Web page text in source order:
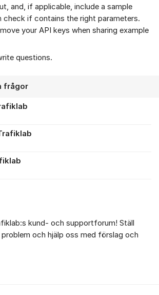
and, if applicable, include a sample
check if contains the right parameters.
your API keys when sharing example
questions.
frågor
kund- och supportforum! Ställ
och hjälp oss med förslag och